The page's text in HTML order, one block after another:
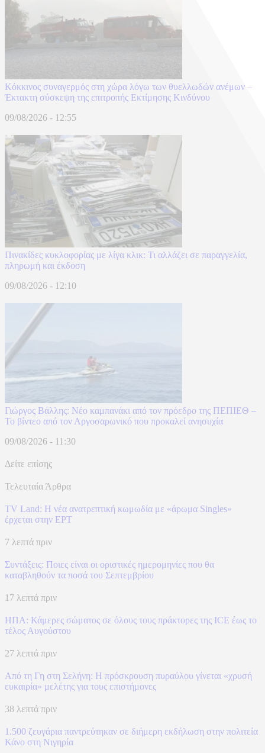
Κόκκινος συναγερμός στη χώρα λόγω των θυελλωδών ανέμων –
Έκτακτη σύσκεψη της επιτροπής Εκτίμησης Κινδύνου
09/08/2026 - 12:55
Πινακίδες κυκλοφορίας με λίγα κλικ: Τι αλλάζει σε παραγγελία,
πληρωμή και έκδοση
09/08/2026 - 12:10
Γιώργος Βάλλης: Νέο καμπανάκι από τον πρόεδρο της ΠΕΠΙΕΘ –
Το βίντεο από τον Αργοσαρωνικό που προκαλεί ανησυχία
09/08/2026 - 11:30
Δείτε επίσης
Τελευταία Άρθρα
TV Land: Η νέα ανατρεπτική κωμωδία με «άρωμα Singles»
έρχεται στην ΕΡΤ
7 λεπτά πριν
Συντάξεις: Ποιες είναι οι οριστικές ημερομηνίες που θα
καταβληθούν τα ποσά του Σεπτεμβρίου
17 λεπτά πριν
ΗΠΑ: Κάμερες σώματος σε όλους τους πράκτορες της ICE έως το
τέλος Αυγούστου
27 λεπτά πριν
Από τη Γη στη Σελήνη: Η πρόσκρουση πυραύλου γίνεται «χρυσή
ευκαιρία» μελέτης για τους επιστήμονες
38 λεπτά πριν
1.500 ζευγάρια παντρεύτηκαν σε διήμερη εκδήλωση στην πολιτεία
Κάνο στη Νιγηρία